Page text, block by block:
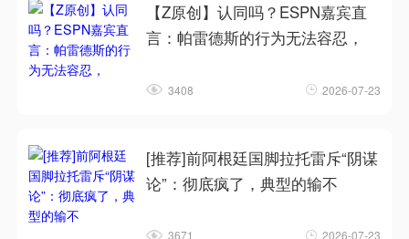
【Z原创】认同吗？ESPN嘉宾直
言：帕雷德斯的行为无法容忍，
3408 2026-07-23
[推荐]前阿根廷国脚拉托雷斥“阴谋
论”：彻底疯了，典型的输不
3671 2026-07-23